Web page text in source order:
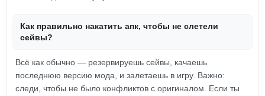
Как правильно накатить апк, чтобы не слетели
сейвы?
Всё как обычно — резервируешь сейвы, качаешь
последнюю версию мода, и залетаешь в игру. Важно:
следи, чтобы не было конфликтов с оригиналом. Если ты